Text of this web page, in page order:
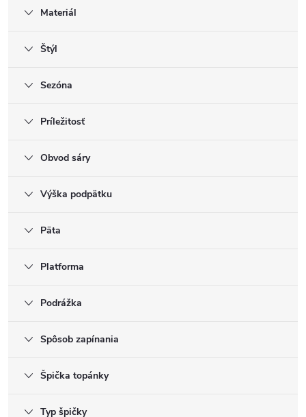
Materiál
Štýl
Sezóna
Príležitosť
Obvod sáry
Výška podpätku
Päta
Platforma
Podrážka
Spôsob zapínania
Špička topánky
Typ špičky